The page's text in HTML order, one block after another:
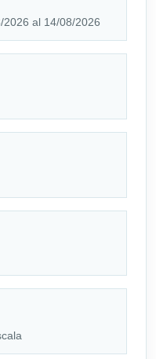
2026 al 14/08/2026